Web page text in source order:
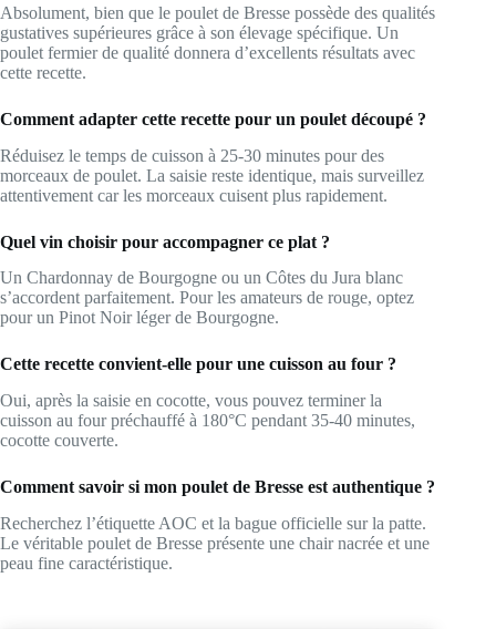
Absolument, bien que le poulet de Bresse possède des qualités
gustatives supérieures grâce à son élevage spécifique. Un
poulet fermier de qualité donnera d’excellents résultats avec
cette recette.
Comment adapter cette recette pour un poulet découpé ?
Réduisez le temps de cuisson à 25-30 minutes pour des
morceaux de poulet. La saisie reste identique, mais surveillez
attentivement car les morceaux cuisent plus rapidement.
Quel vin choisir pour accompagner ce plat ?
Un Chardonnay de Bourgogne ou un Côtes du Jura blanc
s’accordent parfaitement. Pour les amateurs de rouge, optez
pour un Pinot Noir léger de Bourgogne.
Cette recette convient-elle pour une cuisson au four ?
Oui, après la saisie en cocotte, vous pouvez terminer la
cuisson au four préchauffé à 180°C pendant 35-40 minutes,
cocotte couverte.
Comment savoir si mon poulet de Bresse est authentique ?
Recherchez l’étiquette AOC et la bague officielle sur la patte.
Le véritable poulet de Bresse présente une chair nacrée et une
peau fine caractéristique.